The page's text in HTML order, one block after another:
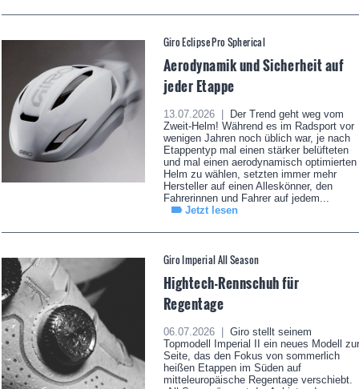
Giro Eclipse Pro Spherical
Aerodynamik und Sicherheit auf
jeder Etappe
13.07.2026 |
Der Trend geht weg vom
Zweit-Helm! Während es im Radsport vor
wenigen Jahren noch üblich war, je nach
Etappentyp mal einen stärker belüfteten
und mal einen aerodynamisch optimierten
Helm zu wählen, setzten immer mehr
Hersteller auf einen Alleskönner, den
Fahrerinnen und Fahrer auf jedem...
Jetzt lesen
Giro Imperial All Season
Hightech-Rennschuh für
Regentage
06.07.2026 |
Giro stellt seinem
Topmodell Imperial II ein neues Modell zur
Seite, das den Fokus von sommerlich
heißen Etappen im Süden auf
mitteleuropäische Regentage verschiebt.